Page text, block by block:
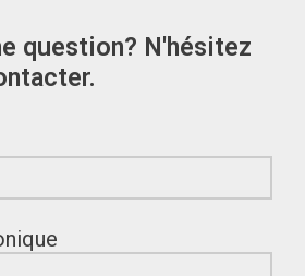
question? N'hésitez